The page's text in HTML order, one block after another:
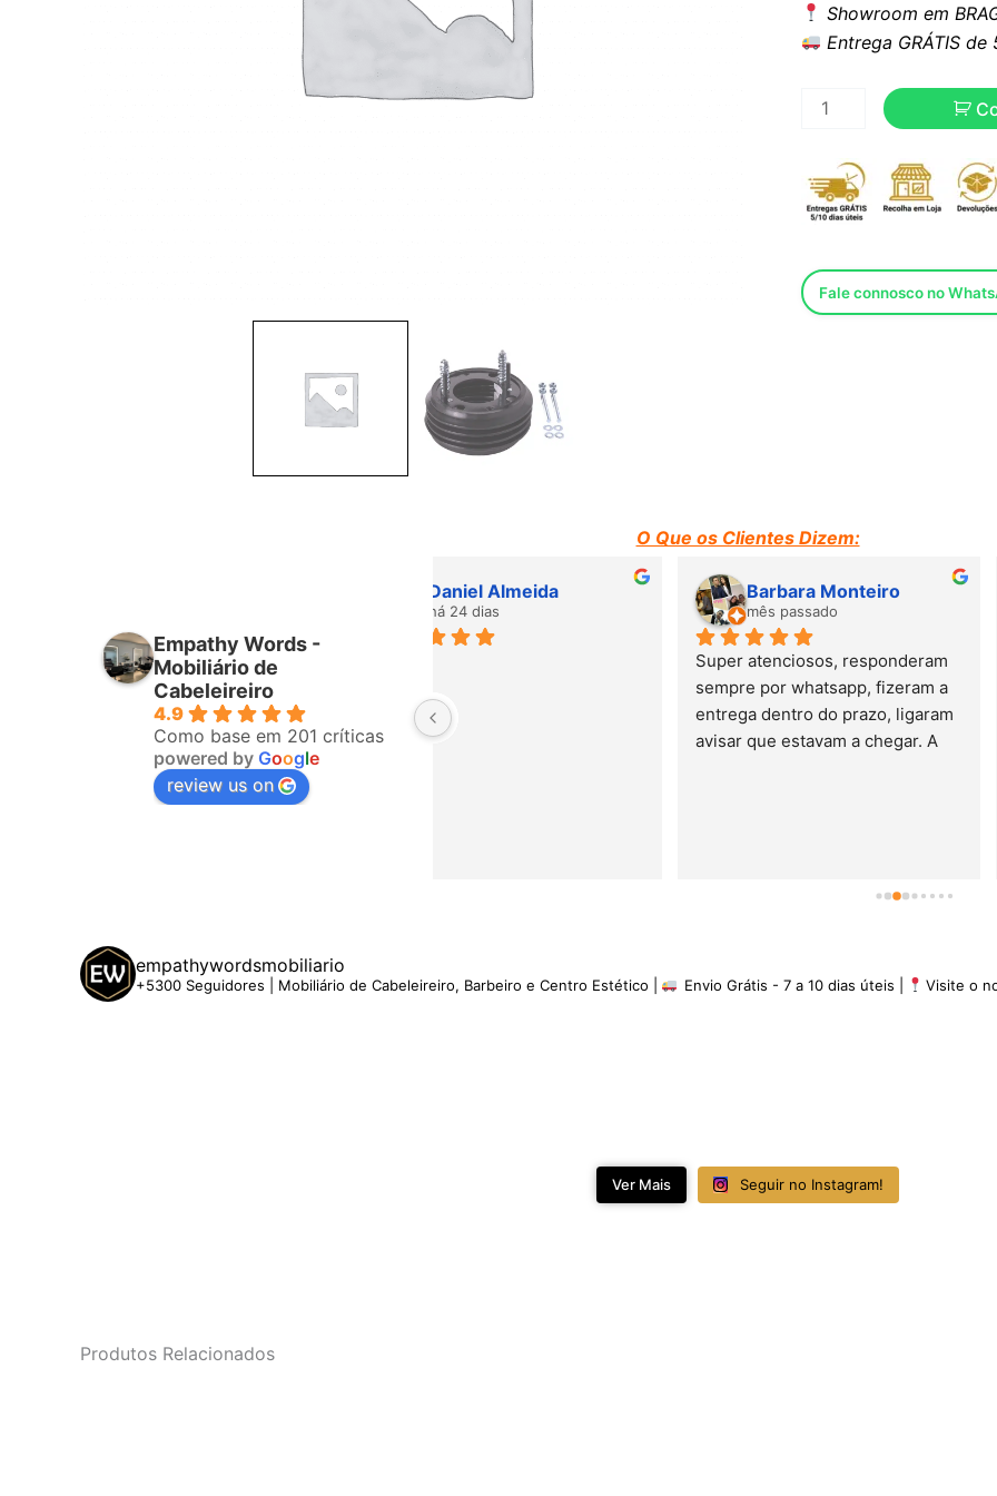
Showroom em
Entrega GRÁTIS de
Fale connosco no
O Que os Clientes Dizem:
Empathy Words -
Mobiliário de
Cabeleireiro
4.9
Como base em 201 críticas
powered by Google
review us on
Sempre muito bem atendido por
todos da equipa! Já é a terceira
vez que compro com eles.
Recomendo!
Susana Barbosa Suzane Moraes
mês passado
Adorei o atendimento.
de ótima qualidade.
prazo previsto. Adorei e
recomendo.
empathywordsmobiliario
+5300 Seguidores | Mobiliário de Cabeleireiro, Barbeiro e Centro Estético | Envio Grátis - 7 a 10 dias úteis | Visite o
Ver Mais Seguir no Instagram!
Produtos Relacionados